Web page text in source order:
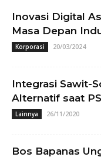
Inovasi Digital
Masa Depan
Korporasi 20/03/2024
Integrasi Sawit-
Alternatif saat
Lainnya 26/11/2020
Bos Bapanas